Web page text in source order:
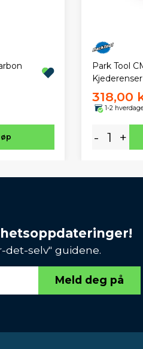
Park Tool
Kjederenser
318,00
1-2
- +
det-selv" guidene.
Meld deg på